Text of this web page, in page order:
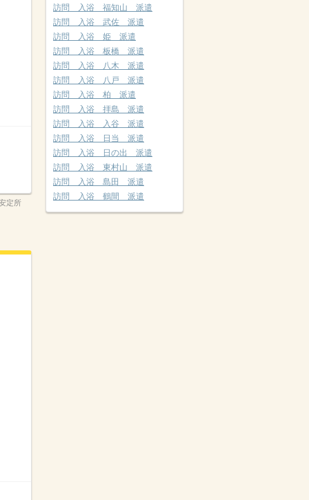
定所
訪問 入浴 福知山 派遣
訪問 入浴 武佐 派遣
訪問 入浴 姫 派遣
訪問 入浴 板橋 派遣
訪問 入浴 八木 派遣
訪問 入浴 八戸 派遣
訪問 入浴 柏 派遣
訪問 入浴 拝島 派遣
訪問 入浴 入谷 派遣
訪問 入浴 日当 派遣
訪問 入浴 日の出 派遣
訪問 入浴 東村山 派遣
訪問 入浴 島田 派遣
訪問 入浴 鶴間 派遣